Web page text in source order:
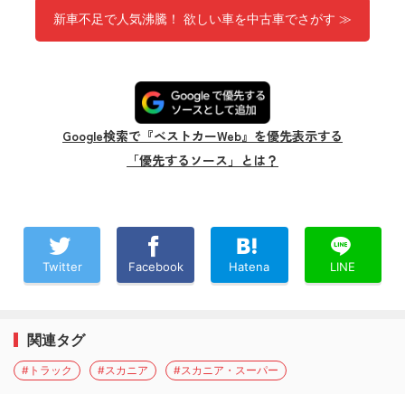
新車不足で人気沸騰！ 欲しい車を中古車でさがす ≫
Google検索で『ベストカーWeb』を優先表示する
「優先するソース」とは？
Twitter Facebook Hatena LINE
関連タグ
#トラック #スカニア #スカニア・スーパー